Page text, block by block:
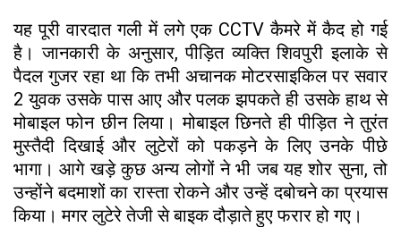
यह पूरी वारदात गली में लगे एक CCTV कैमरे में कैद हो गई
है। जानकारी के अनुसार, पीड़ित व्यक्ति शिवपुरी इलाके से
पैदल गुजर रहा था कि तभी अचानक मोटरसाइकिल पर सवार
2 युवक उसके पास आए और पलक झपकते ही उसके हाथ से
मोबाइल फोन छीन लिया। मोबाइल छिनते ही पीड़ित ने तुरंत
मुस्तैदी दिखाई और लुटेरों को पकड़ने के लिए उनके पीछे
भागा। आगे खड़े कुछ अन्य लोगों ने भी जब यह शोर सुना, तो
उन्होंने बदमाशों का रास्ता रोकने और उन्हें दबोचने का प्रयास
किया। मगर लुटेरे तेजी से बाइक दौड़ाते हुए फरार हो गए।